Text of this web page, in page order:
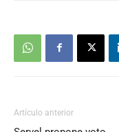
Artículo anterior